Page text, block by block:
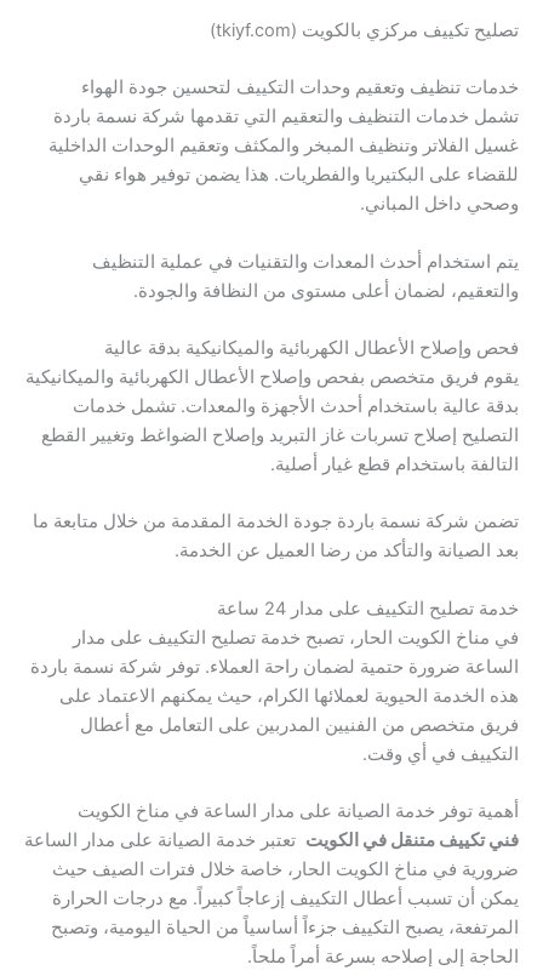
تصليح تكييف مركزي بالكويت (tkiyf.com)
خدمات تنظيف وتعقيم وحدات التكييف لتحسين جودة الهواء
تشمل خدمات التنظيف والتعقيم التي تقدمها شركة نسمة باردة
غسيل الفلاتر وتنظيف المبخر والمكثف وتعقيم الوحدات الداخلية
للقضاء على البكتيريا والفطريات. هذا يضمن توفير هواء نقي
وصحي داخل المباني.
يتم استخدام أحدث المعدات والتقنيات في عملية التنظيف
والتعقيم، لضمان أعلى مستوى من النظافة والجودة.
فحص وإصلاح الأعطال الكهربائية والميكانيكية بدقة عالية
يقوم فريق متخصص بفحص وإصلاح الأعطال الكهربائية والميكانيكية
بدقة عالية باستخدام أحدث الأجهزة والمعدات. تشمل خدمات
التصليح إصلاح تسربات غاز التبريد وإصلاح الضواغط وتغيير القطع
التالفة باستخدام قطع غيار أصلية.
تضمن شركة نسمة باردة جودة الخدمة المقدمة من خلال متابعة ما
بعد الصيانة والتأكد من رضا العميل عن الخدمة.
خدمة تصليح التكييف على مدار 24 ساعة
في مناخ الكويت الحار، تصبح خدمة تصليح التكييف على مدار
الساعة ضرورة حتمية لضمان راحة العملاء. توفر شركة نسمة باردة
هذه الخدمة الحيوية لعملائها الكرام، حيث يمكنهم الاعتماد على
فريق متخصص من الفنيين المدربين على التعامل مع أعطال
التكييف في أي وقت.
أهمية توفر خدمة الصيانة على مدار الساعة في مناخ الكويت
فني تكييف متنقل في الكويت تعتبر خدمة الصيانة على مدار الساعة
ضرورية في مناخ الكويت الحار، خاصة خلال فترات الصيف حيث
يمكن أن تسبب أعطال التكييف إزعاجاً كبيراً. مع درجات الحرارة
المرتفعة، يصبح التكييف جزءاً أساسياً من الحياة اليومية، وتصبح
الحاجة إلى إصلاحه بسرعة أمراً ملحاً.